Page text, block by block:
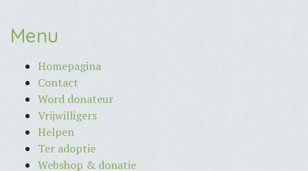
Menu
Homepagina
Contact
Word donateur
Vrijwilligers
Helpen
Ter adoptie
Webshop & donatie